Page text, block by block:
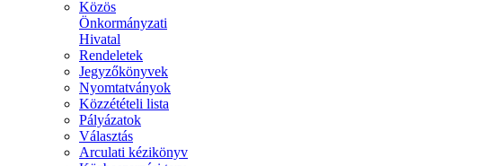
Közös
Önkormányzati
Hivatal
Rendeletek
Jegyzőkönyvek
Nyomtatványok
Közzétételi lista
Pályázatok
Választás
Arculati kézikönyv